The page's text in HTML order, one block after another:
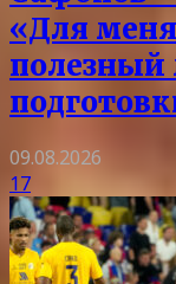
«Для
полезный
09.08.2026
17